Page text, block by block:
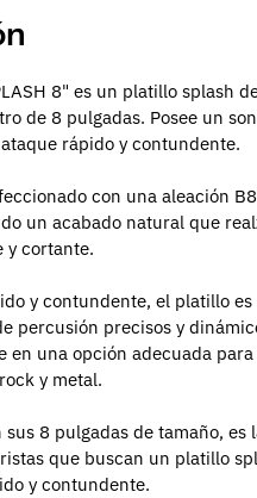
8" es un platillo splash
de 8 pulgadas. Posee un
rápido y contundente.
con una aleación
un acabado natural que
y cortante.
y contundente, el platillo
percusión precisos y
en una opción adecuada
y metal.
sus 8 pulgadas de tamaño, es
que buscan un platillo
y contundente.